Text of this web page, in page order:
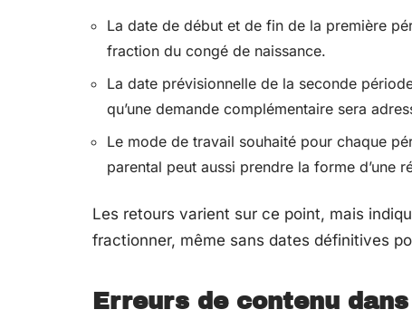
La date de début et de fin de la première
fraction du congé de naissance.
La date prévisionnelle de la seconde
qu’une demande complémentaire sera
Le mode de travail souhaité pour chaque
parental peut aussi prendre la forme d’une
Les retours varient sur ce point, mais
fractionner, même sans dates définitives
Erreurs de contenu